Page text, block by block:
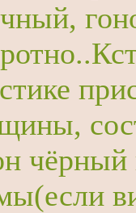
чёрный